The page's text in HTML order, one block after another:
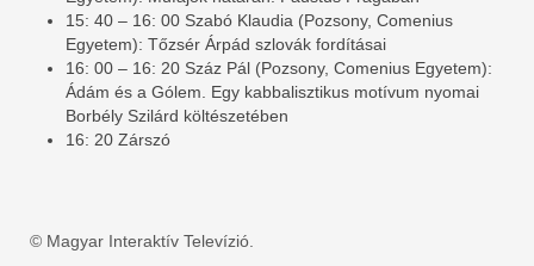
15: 40 – 16: 00 Szabó Klaudia (Pozsony, Comenius
Egyetem): Tőzsér Árpád szlovák fordításai
16: 00 – 16: 20 Száz Pál (Pozsony, Comenius Egyetem):
Ádám és a Gólem. Egy kabbalisztikus motívum nyomai
Borbély Szilárd költészetében
16: 20 Zárszó
© Magyar Interaktív Televízió.